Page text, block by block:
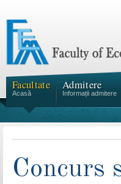
Facultate
Acasă
Admitere
Informații admitere
Concurs